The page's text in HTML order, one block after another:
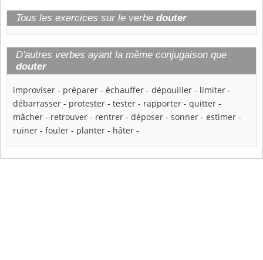
Tous les exercices sur le verbe douter
D'autres verbes ayant la même conjugaison que
douter
improviser - préparer - échauffer - dépouiller - limiter -
débarrasser - protester - tester - rapporter - quitter -
mâcher - retrouver - rentrer - déposer - sonner - estimer -
ruiner - fouler - planter - hâter -